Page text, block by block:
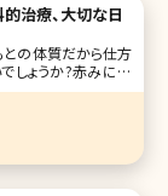
治療、大切な日
との体質だから仕方
しょうか?赤みには
美容医療など選択肢
にお伝えしていきま